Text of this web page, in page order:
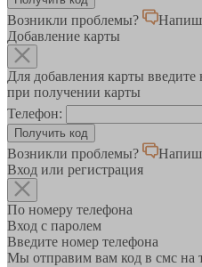
Возникли проблемы?
Добавление карты
Для добавления карты
при получении карты
Телефон:
Возникли проблемы?
Вход или регистрация
По номеру телефона
Вход с паролем
Введите номер телефона
Мы отправим вам код в смс на